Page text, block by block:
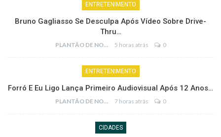
ENTRETENIMENTO
Bruno Gagliasso Se Desculpa Após Vídeo Sobre Drive-
Thru…
PLANTÃO DE NOTÍCIAS 5 horas atrás 0
ENTRETENIMENTO
Forró E Eu Ligo Lança Primeiro Audiovisual Após 12 Anos…
PLANTÃO DE NOTÍCIAS 7 horas atrás 0
CIDADES